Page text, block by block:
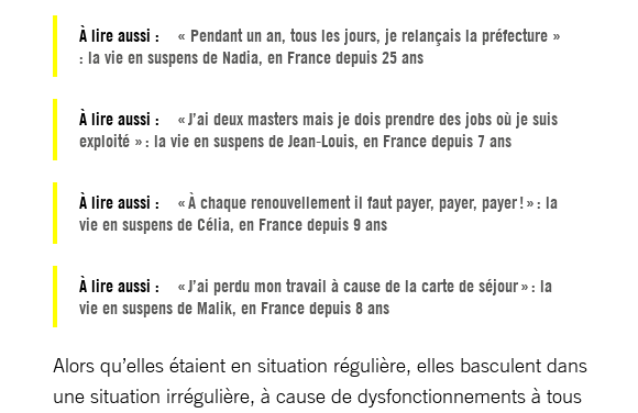
À lire aussi :
« Pendant un an, tous les jours, je relançais la préfecture »
: la vie en suspens de Nadia, en France depuis 25 ans
À lire aussi :
« J’ai deux masters mais je dois prendre des jobs où je suis
exploité » : la vie en suspens de Jean-Louis, en France depuis 7 ans
À lire aussi :
« À chaque renouvellement il faut payer, payer, payer ! » : la
vie en suspens de Célia, en France depuis 9 ans
À lire aussi :
« J’ai perdu mon travail à cause de la carte de séjour » : la
vie en suspens de Malik, en France depuis 8 ans
Alors qu’elles étaient en situation régulière, elles basculent dans
une situation irrégulière, à cause de dysfonctionnements à tous